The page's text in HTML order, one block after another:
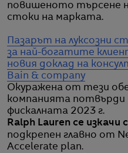
повишеното търсене
стоки на марката.
Пазарът на луксозни
за най-богатите
новия доклад на
Bain & company
Окуражена от тези
компанията потвърди
фискалната 2023 г.
Ralph Lauren се изкачи
подкрепен главно от
Accelerate plan.